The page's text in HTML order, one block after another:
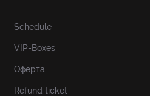
Schedule
VIP-Boxes
Оферта
Refund ticket